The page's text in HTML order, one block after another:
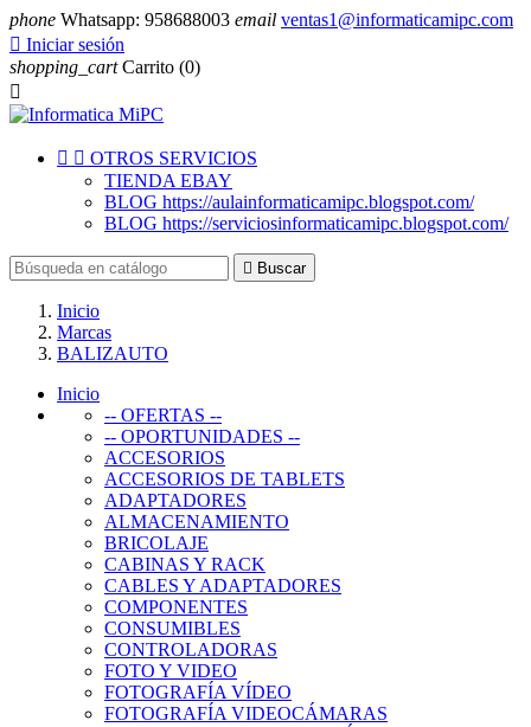
phone Whatsapp: 958688003 email ventas1@informaticamipc.com
 Iniciar sesión
shopping_cart Carrito (0)

  OTROS SERVICIOS
TIENDA EBAY
BLOG https://aulainformaticamipc.blogspot.com/
BLOG https://serviciosinformaticamipc.blogspot.com/
 Buscar
Inicio
Marcas
BALIZAUTO
Inicio
-- OFERTAS --
-- OPORTUNIDADES --
ACCESORIOS
ACCESORIOS DE TABLETS
ADAPTADORES
ALMACENAMIENTO
BRICOLAJE
CABINAS Y RACK
CABLES Y ADAPTADORES
COMPONENTES
CONSUMIBLES
CONTROLADORAS
FOTO Y VIDEO
FOTOGRAFÍA VÍDEO
FOTOGRAFÍA VIDEOCÁMARAS